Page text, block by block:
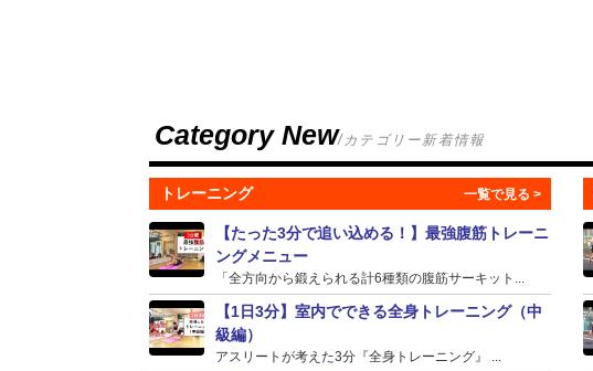
Category New/カテゴリー新着情報
トレーニング
【たった3分で追い込める！】最強腹筋トレーニ
ングメニュー
「全方向から鍛えられる計6種類の腹筋サーキット...
【1日3分】室内でできる全身トレーニング（中
級編）
アスリートが考えた3分『全身トレーニング』 ...